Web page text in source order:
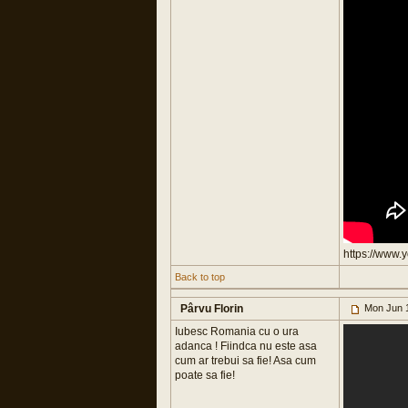
https://
Back to top
Pârvu Florin Mon Jun
Iubesc Romania cu o ura
adanca ! Fiindca nu este asa
cum ar trebui sa fie! Asa cum
poate sa fie!